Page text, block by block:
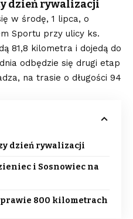
dzień rywalizacji
w środę, 1 lipca, o
Sportu przy ulicy ks.
81,8 kilometra i dojedą do
odbędzie się drugi etap
na trasie o długości 94
dzień rywalizacji
i Sosnowiec na
prawie 800 kilometrach